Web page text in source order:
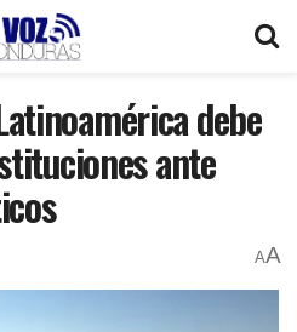
debe
ante
AA